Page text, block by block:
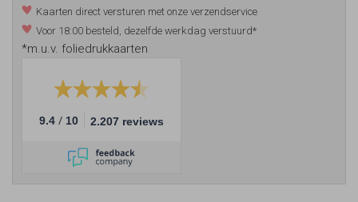
Kaarten direct versturen met onze verzendservice
Voor 18:00 besteld, dezelfde werkdag verstuurd*
*m.u.v. foliedrukkaarten
9.4 / 10 2.207 reviews